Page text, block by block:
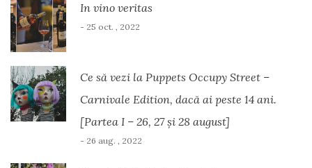
In vino veritas
- 25 oct. , 2022
Ce să vezi la Puppets Occupy Street –
Carnivale Edition, dacă ai peste 14 ani.
[Partea I – 26, 27 și 28 august]
- 26 aug. , 2022